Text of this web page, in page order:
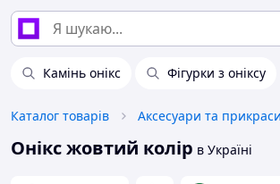
Камінь онікс Фігурки з оніксу
Каталог товарів Аксесуари та прикраси
Онікс жовтий колір в Україні